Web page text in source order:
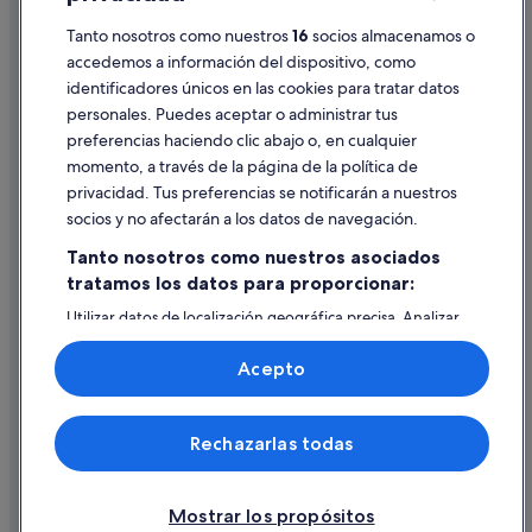
Pautas sobre el contenido y cómo denunciar contenido
Ayuda
Cancelar un vuelo
Cancelar una reserva de hotel o de un alquiler vacacional
Utilizar un cupón de Expedia
Documentos para viajes internacionales
© 2026 Expedia, Inc., una empresa de Expedia Group. Todos los
derechos reservados. Expedia y el logotipo de Expedia son marcas
comerciales o marcas comerciales registradas de Expedia, Inc.
Tanto nosotros como nuestros16 socios almacenamos o
accedemos a información del dispositivo, como
identificadores únicos en las cookies para tratar datos
personales. Puedes aceptar o administrar tus
preferencias haciendo clic abajo o, en cualquier
momento, a través de la página de la política de
privacidad. Tus preferencias se notificarán a nuestros
socios y no afectarán a los datos de navegación.
Tanto nosotros como nuestros asociados
tratamos los datos para proporcionar:
Utilizar datos de localización geográfica precisa. Analizar
activamente las características del dispositivo para su
identificación. Almacenar la información en un dispositivo
y/o acceder a ella. Publicidad y contenido personalizados,
medición de publicidad y contenido, investigación de
audiencia y desarrollo de servicios.
Lista de asociados (proveedores)
Mostrar los propósitos
Rechazarlas todas
Acepto